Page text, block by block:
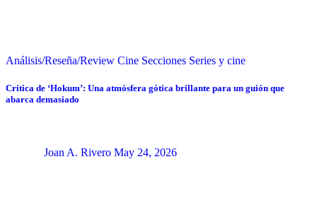
Análisis/Reseña/Review Cine Secciones Series y cine
Crítica de ‘Hokum’: Una atmósfera gótica brillante para un guión que
abarca demasiado
Joan A. Rivero May 24, 2026